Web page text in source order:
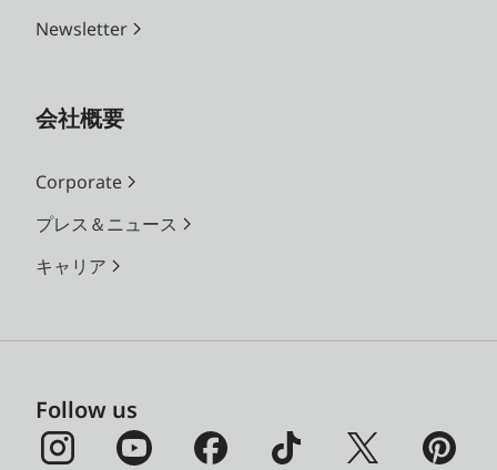
Newsletter
会社概要
Corporate
プレス＆ニュース
キャリア
Follow us